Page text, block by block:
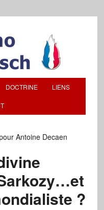
DOCTRINE LIENS
Antoine Decaen
?